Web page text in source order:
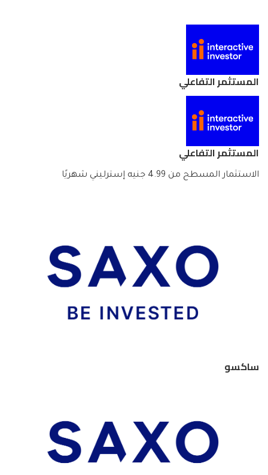
المستثمر التفاعلي
المستثمر التفاعلي
الاستثمار المسطح من 4.99 جنيه إسترليني شهريًا
ساكسو